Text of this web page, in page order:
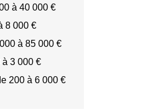
: dans sa vitrine, il accumule
qu’il agence afin de créer un
transforme peu à peu
lieu de rencontre entre
dans ce lieu que se
à 40 000 €
8 000 €
à 85 000 €
à 3 000 €
200 à 6 000 €